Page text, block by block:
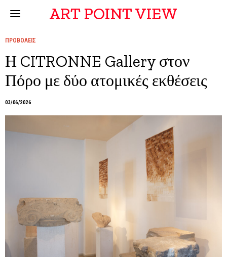
ART POINT VIEW
ΠΡΟΒΟΛΕΙΣ
Η CITRONNE Gallery στον
Πόρο με δύο ατομικές εκθέσεις
03/06/2026